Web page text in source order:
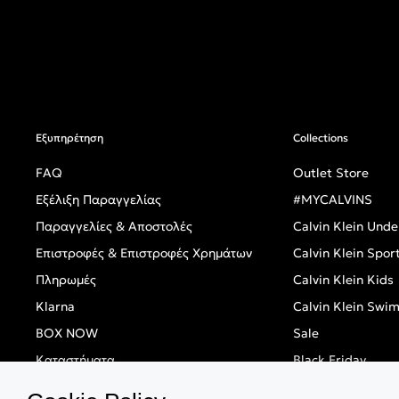
Εξυπηρέτηση
FAQ
Εξέλιξη Παραγγελίας
Παραγγελίες & Αποστολές
Επιστροφές & Επιστροφές Χρημάτων
Πληρωμές
Klarna
BOX NOW
Καταστήματα
Collections
Outlet Store
#MYCALVINS
Calvin Klein
Calvin Klein
Calvin Klein Kids
Calvin Klein
Sale
Black Friday